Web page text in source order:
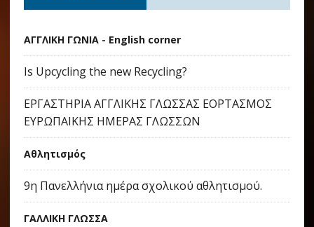
ΑΓΓΛΙΚΗ ΓΩΝΙΑ - English corner
Is Upcycling the new Recycling?
ΕΡΓΑΣΤΗΡΙΑ ΑΓΓΛΙΚΗΣ ΓΛΩΣΣΑΣ ΕΟΡΤΑΣΜΟΣ
ΕΥΡΩΠΑΙΚΗΣ ΗΜΕΡΑΣ ΓΛΩΣΣΩΝ
Αθλητισμός
9η Πανελλήνια ημέρα σχολικού αθλητισμού.
ΓΑΛΛΙΚΗ ΓΛΩΣΣΑ